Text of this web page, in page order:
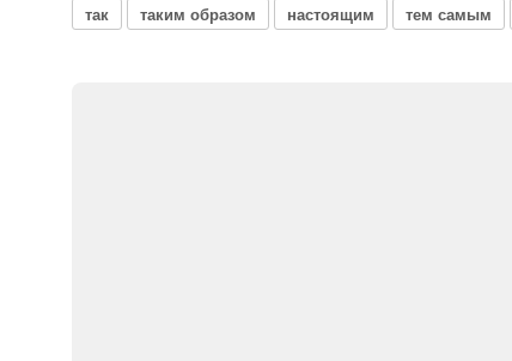
так таким образом настоящим тем самым